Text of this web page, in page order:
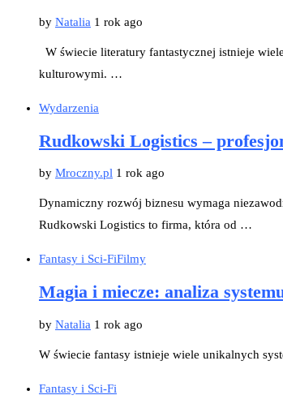
by Natalia 1 rok ago
W świecie literatury fantastycznej istnieje
kulturowymi. …
Wydarzenia
Rudkowski Logistics –
by Mroczny.pl 1 rok ago
Dynamiczny rozwój biznesu wymaga
Rudkowski Logistics to firma, która od …
Fantasy i Sci-FiFilmy
Magia i miecze: analiza
by Natalia 1 rok ago
W świecie fantasy istnieje wiele unikalnych
Fantasy i Sci-Fi